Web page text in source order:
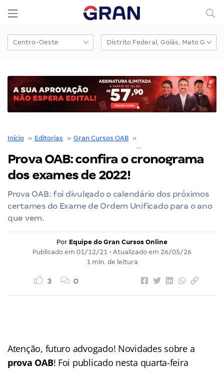
Início ›› Editorias ›› Gran Cursos OAB ››
Prova OAB: confira o cronograma
dos exames de 2022!
Prova OAB: foi divulgado o calendário dos próximos
certames do Exame de Ordem Unificado para o ano
que vem.
Por Equipe do Gran Cursos Online
Publicado em 01/12/21 • Atualizado em 26/05/26
1 min. de leitura
3 0
Atenção, futuro advogado! Novidades sobre a
prova OAB! Foi publicado nesta quarta-feira